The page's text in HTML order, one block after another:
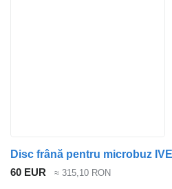
Disc frână pentru microbuz
60 EUR
≈ 315,10 RON